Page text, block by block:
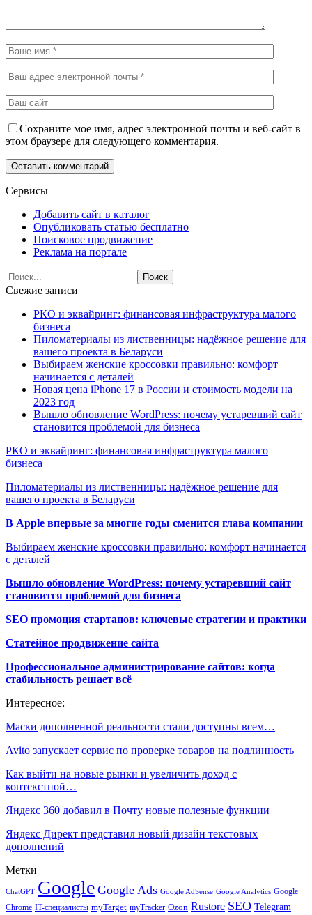
Сохраните мое имя, адрес электронной почты и веб-сайт в
этом браузере для следующего комментария.
Сервисы
Добавить сайт в каталог
Опубликовать статью бесплатно
Поисковое продвижение
Реклама на портале
Свежие записи
РКО и эквайринг: финансовая инфраструктура малого
бизнеса
Пиломатериалы из лиственницы: надёжное решение для
вашего проекта в Беларуси
Выбираем женские кроссовки правильно: комфорт
начинается с деталей
Новая цена iPhone 17 в России и стоимость модели на
2023 год
Вышло обновление WordPress: почему устаревший сайт
становится проблемой для бизнеса
РКО и эквайринг: финансовая инфраструктура малого
бизнеса
Пиломатериалы из лиственницы: надёжное решение для
вашего проекта в Беларуси
В Apple впервые за многие годы сменится глава компании
Выбираем женские кроссовки правильно: комфорт начинается
с деталей
Вышло обновление WordPress: почему устаревший сайт
становится проблемой для бизнеса
SEO промоция стартапов: ключевые стратегии и практики
Статейное продвижение сайта
Профессиональное администрирование сайтов: когда
стабильность решает всё
Интересное:
Маски дополненной реальности стали доступны всем…
Avito запускает сервис по проверке товаров на подлинность
Как выйти на новые рынки и увеличить доход с
контекстной…
Яндекс 360 добавил в Почту новые полезные функции
Яндекс Директ представил новый дизайн текстовых
дополнений
Метки
ChatGPT Google Google Ads Google AdSense Google Analytics Google
Chrome IT-специалисты myTarget myTracker Ozon Rustore SEO Telegram